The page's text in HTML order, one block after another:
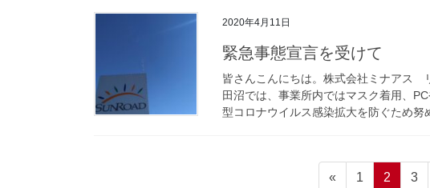
2020年4月11日
緊急事態宣言を受けて
皆さんこんにちは。株式会社ミナアス
田沼では、事業所内ではマスク着用、
型コロナウイルス感染拡大を防ぐため
«
固
1
固
2
固
3